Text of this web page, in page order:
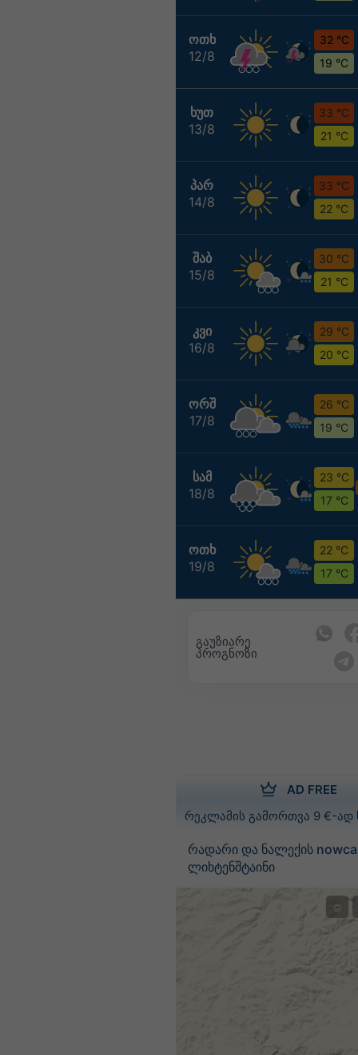
ᲝᲗᲮ
12/8
32 °C
19 °C
ᲮᲣᲗ
13/8
33 °C
21 °C
ᲞᲐᲠ
14/8
33 °C
22 °C
ᲨᲐᲑ
15/8
30 °C
21 °C
ᲙᲕᲘ
16/8
29 °C
20 °C
ᲝᲠᲨ
17/8
26 °C
19 °C
ᲡᲐᲛ
18/8
23 °C
17 °C
ᲝᲗᲮ
19/8
22 °C
17 °C
გაუზიარე
პროგნოზი
AD FREE
რეკლამის გამორთვა 9 €-ად
რადარი და ნალექის
ლიხტენშტაინი
©